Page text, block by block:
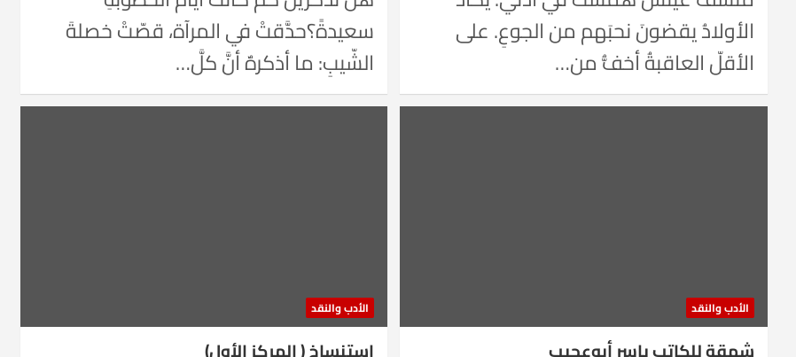
الأولادُ يقضونَ نحبَهم من الجوعِ. على
الأقلّ العاقبةُ أخفُّ من…
سعيدةً؟حدَّقتْ في المرآة، قصّتْ خصلةَ
الشّيبِ: ما أذكرهٌ أنَّ كلَّ…
الأدب والنقد
شهقة للكاتب ياسر أبوعجيب
الأدب والنقد
استنساخ ( المركز الأول)